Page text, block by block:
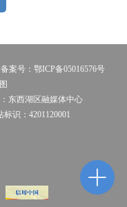
案号：鄂ICP备05016576号
东西湖区融媒体中心
标识：4201120001